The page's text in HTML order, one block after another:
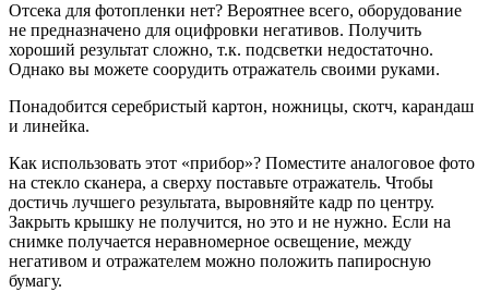
Отсека для фотопленки нет? Вероятнее всего, оборудование
не предназначено для оцифровки негативов. Получить
хороший результат сложно, т.к. подсветки недостаточно.
Однако вы можете соорудить отражатель своими руками.
Понадобится серебристый картон, ножницы, скотч, карандаш
и линейка.
Как использовать этот «прибор»? Поместите аналоговое фото
на стекло сканера, а сверху поставьте отражатель. Чтобы
достичь лучшего результата, выровняйте кадр по центру.
Закрыть крышку не получится, но это и не нужно. Если на
снимке получается неравномерное освещение, между
негативом и отражателем можно положить папиросную
бумагу.